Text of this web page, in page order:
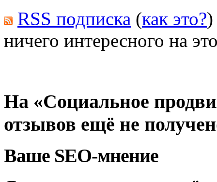
RSS подписка (как это?)
ничего интересного на
На «Социальное
отзывов ещё не
Ваше SEO-мнение